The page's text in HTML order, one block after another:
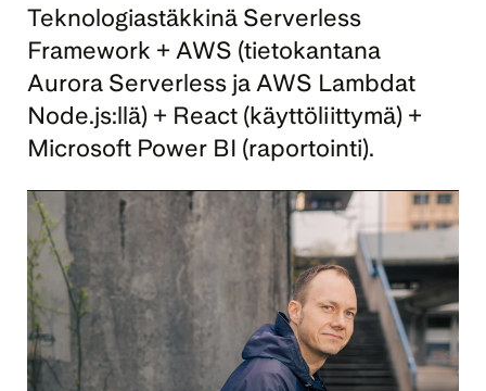
Teknologiastäkkinä Serverless
Framework + AWS (tietokantana
Aurora Serverless ja AWS Lambdat
Node.js:llä) + React (käyttöliittymä) +
Microsoft Power BI (raportointi).